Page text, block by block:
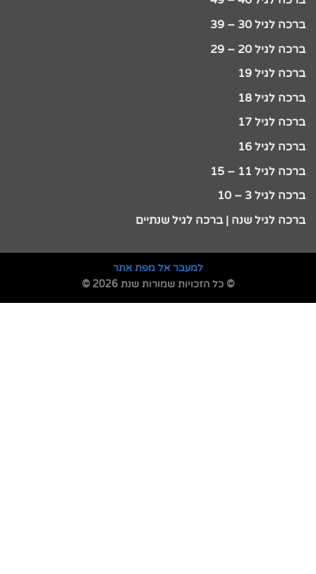
ברכה לגיל 30 – 39
ברכה לגיל 20 – 29
ברכה לגיל 19
ברכה לגיל 18
ברכה לגיל 17
ברכה לגיל 16
ברכה לגיל 11 – 15
ברכה לגיל 3 – 10
ברכה לגיל שנה | ברכה לגיל שנתיים
למעבר אל מפת אתר
© כל הזכויות שמורות שנת 2026 ©